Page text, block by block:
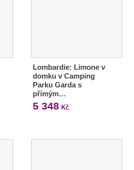
Lombardie: Limone v
domku v Camping
Parku Garda s
přímým…
5 348 Kč